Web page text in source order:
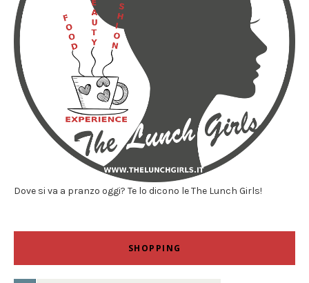
Dove si va a pranzo oggi? Te lo dicono le The Lunch Girls!
SHOPPING